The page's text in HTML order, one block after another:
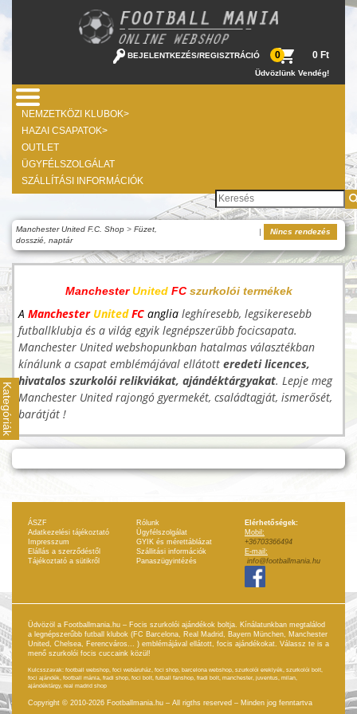
BEJELENTKEZÉS/REGISZTRÁCIÓ 0 0 Ft
Üdvözlünk Vendég!
NEMZETKÖZI KLUBOK>
HAZAI CSAPATOK>
OUTLET
ÜGYFÉLSZOLGÁLAT
SZÁLLÍTÁSI INFORMÁCIÓK
Kategóriák
Manchester United F.C. Shop > Füzet,
dosszié, naptár
| Nincs rendezés
Manchester United FCszurkolói termékek
A ManchesterUnitedFC anglia leghíresebb, legsikeresebb
futballklubja és a világ egyik legnépszerűbb focicsapata.
Manchester United webshopunkban hatalmas választékban
kínálunk a csapat emblémájával ellátott eredeti licences,
hivatalos szurkolói relikviákat, ajándéktárgyakat. Lepje meg
Manchester United rajongó gyermekét, családtagját, ismerősét,
barátját !
ÁSZF
Adatkezelési tájékoztató
Impresszum
Elállás a szerződéstől
Tájékoztató a sütikről
Rólunk
Ügyfélszolgálat
GYIK és mérettáblázat
Szállitási információk
Panaszügyintézés
Elérhetőségek:
Mobil:
+36703366494
E-mail:
info@footballmania.hu
Üdvözöl a Footballmania.hu – Focis szurkolói ajándékok boltja. Kínálatunkban megtalálod
a legnépszerűbb futball klubok (FC Barcelona, Real Madrid, Bayern München, Manchester
United, Chelsea, Ferencváros... ) emblémájával ellátott, focis ajándékokat. Válassz te is a
menő szurkolói focis cuccaink közül!
Kulcsszavak: football webshop, foci webáruház, foci shop, barcelona webshop, szurkolói ereklyék, szurkolói bolt,
foci ajándék, football mánia, fradi shop, foci bolt, futball fanshop, fradi bolt, manchester, juventus, milan,
ajándéktárgy, real madrid shop
Copyright © 2010-2026 Footballmania.hu – All rigths reserved – Minden jog fenntartva